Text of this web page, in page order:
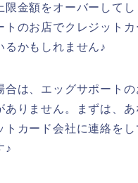
限金額をオーバーしてし
トのお店でクレジット
るかもしれません♪
合は、エッグサポート
ありません。まずは、
トカード会社に連絡をし
♪